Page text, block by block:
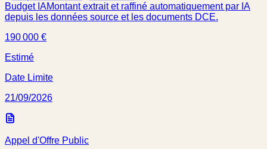
Budget IAMontant extrait et raffiné automatiquement par IA
depuis les données source et les documents DCE.
190 000 €
Estimé
Date Limite
21/09/2026
Appel d'Offre Public